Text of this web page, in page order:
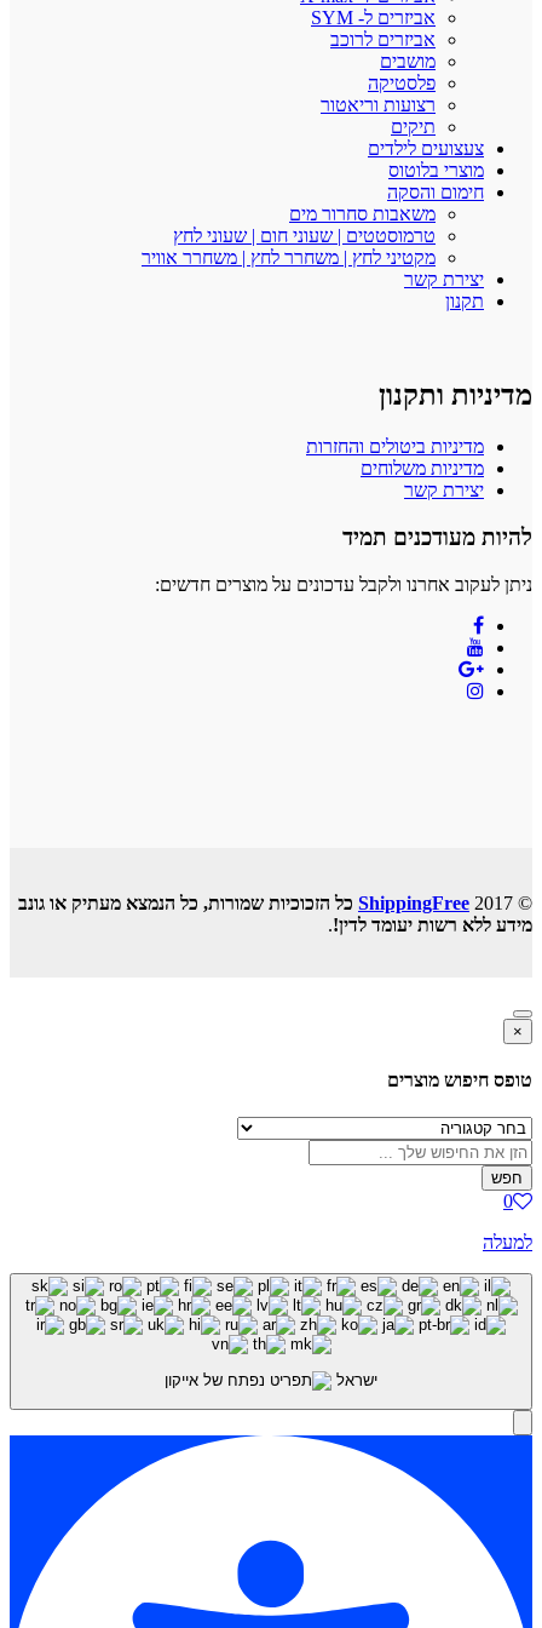
אביזרים ל- SYM
אביזרים לרוכב
מושבים
פלסטיקה
רצועות וריאטור
תיקים
צעצועים לילדים
מוצרי בלוטוס
חימום והסקה
משאבות סחרור מים
טרמוסטטים | שעוני חום | שעוני לחץ
מקטיני לחץ | משחרר לחץ | משחרר אוויר
יצירת קשר
תקנון
מדיניות ותקנון
מדיניות ביטולים והחזרות
מדיניות משלוחים
יצירת קשר
להיות מעודכנים תמיד
ניתן לעקוב אחרנו ולקבל עדכונים על מוצרים חדשים:
© 2017
ShippingFree כל הזכוכיות שמורות, כל הנמצא מעתיק או גונב
מידע ללא רשות יעומד לדין!.
×
טופס חיפוש מוצרים
חפש
0
למעלה
ישראל